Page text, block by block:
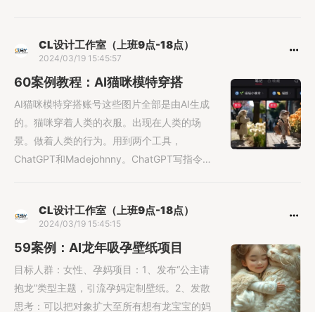
CL设计工作室（上班9点-18点）
2024/03/19 15:45:57
60案例教程：AI猫咪模特穿搭
AI猫咪模特穿搭账号这些图片全部是由AI生成
的。猫咪穿着人类的衣服。出现在人类的场
景。做着人类的行为。用到两个工具，
ChatGPT和Madejohnny。ChatGPT写指令和
CL设计工作室（上班9点-18点）
2024/03/19 15:45:15
59案例：AI龙年吸孕壁纸项目
目标人群：女性、孕妈项目：1、发布“公主请
抱龙”类型主题，引流孕妈定制壁纸。2、发散
思考：可以把对象扩大至所有想有龙宝宝的妈